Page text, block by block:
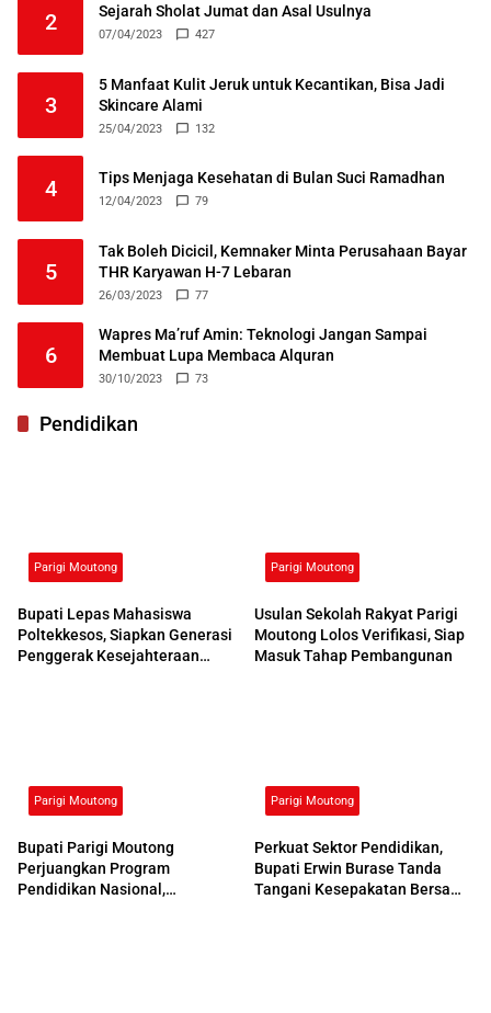
2 Sejarah Sholat Jumat dan Asal Usulnya
07/04/2023 427
3
5 Manfaat Kulit Jeruk untuk Kecantikan, Bisa Jadi
Skincare Alami
25/04/2023 132
4 Tips Menjaga Kesehatan di Bulan Suci Ramadhan
12/04/2023 79
5
Tak Boleh Dicicil, Kemnaker Minta Perusahaan Bayar
THR Karyawan H-7 Lebaran
26/03/2023 77
6
Wapres Ma’ruf Amin: Teknologi Jangan Sampai
Membuat Lupa Membaca Alquran
30/10/2023 73
Pendidikan
Parigi Moutong
Bupati Lepas Mahasiswa
Poltekkesos, Siapkan Generasi
Penggerak Kesejahteraan
Parigi Moutong
Usulan Sekolah Rakyat Parigi
Moutong Lolos Verifikasi, Siap
Masuk Tahap Pembangunan
Parigi Moutong
Bupati Parigi Moutong
Perjuangkan Program
Pendidikan Nasional,
Parigi Moutong
Perkuat Sektor Pendidikan,
Bupati Erwin Burase Tanda
Tangani Kesepakatan Bersama